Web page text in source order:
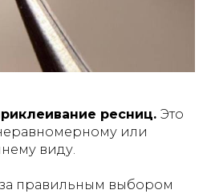
ресниц. Это
или
виду.
за правильным выбором